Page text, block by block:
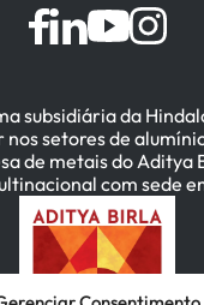
subsidiária da
setores de
de metais do Aditya
com sede